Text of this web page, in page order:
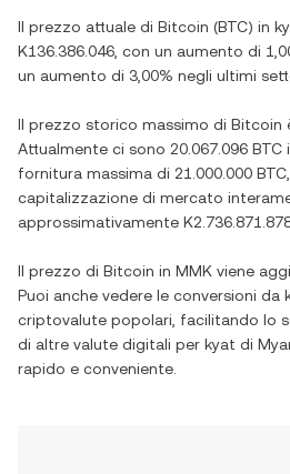
Il prezzo attuale di Bitcoin (BTC) in
K136.386.046 , con un aumento di
un aumento di 3,00% negli ultimi
Il prezzo storico massimo di Bitcoin
Attualmente ci sono 20.067.096 BTC
fornitura massima di 21.000.000 BTC
capitalizzazione di mercato
approssimativamente
Il prezzo di Bitcoin in MMK viene
Puoi anche vedere le conversioni da
criptovalute popolari, facilitando lo
di altre valute digitali per kyat di
rapido e conveniente.